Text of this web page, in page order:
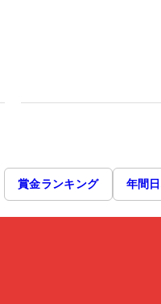
賞金ランキング 年間